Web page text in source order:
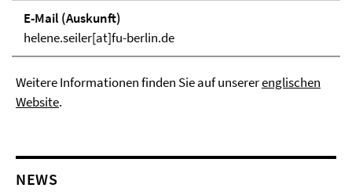
E-Mail (Aus­kunft)
helene.seiler[at]fu-berlin.de
Weitere Informationen finden Sie auf unsererenglischen
Website.
NEWS